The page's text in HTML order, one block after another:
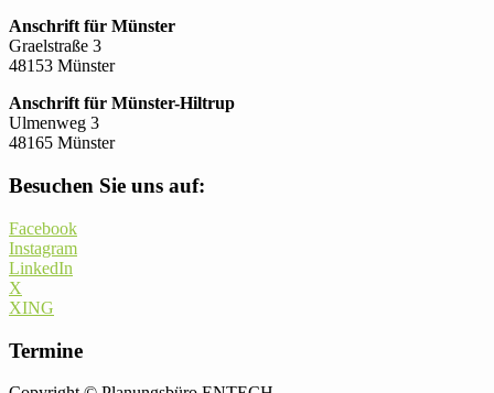
Anschrift für Münster
Graelstraße 3
48153 Münster
Anschrift für Münster-Hiltrup
Ulmenweg 3
48165 Münster
Besuchen Sie uns auf:
Facebook
Instagram
LinkedIn
X
XING
Termine